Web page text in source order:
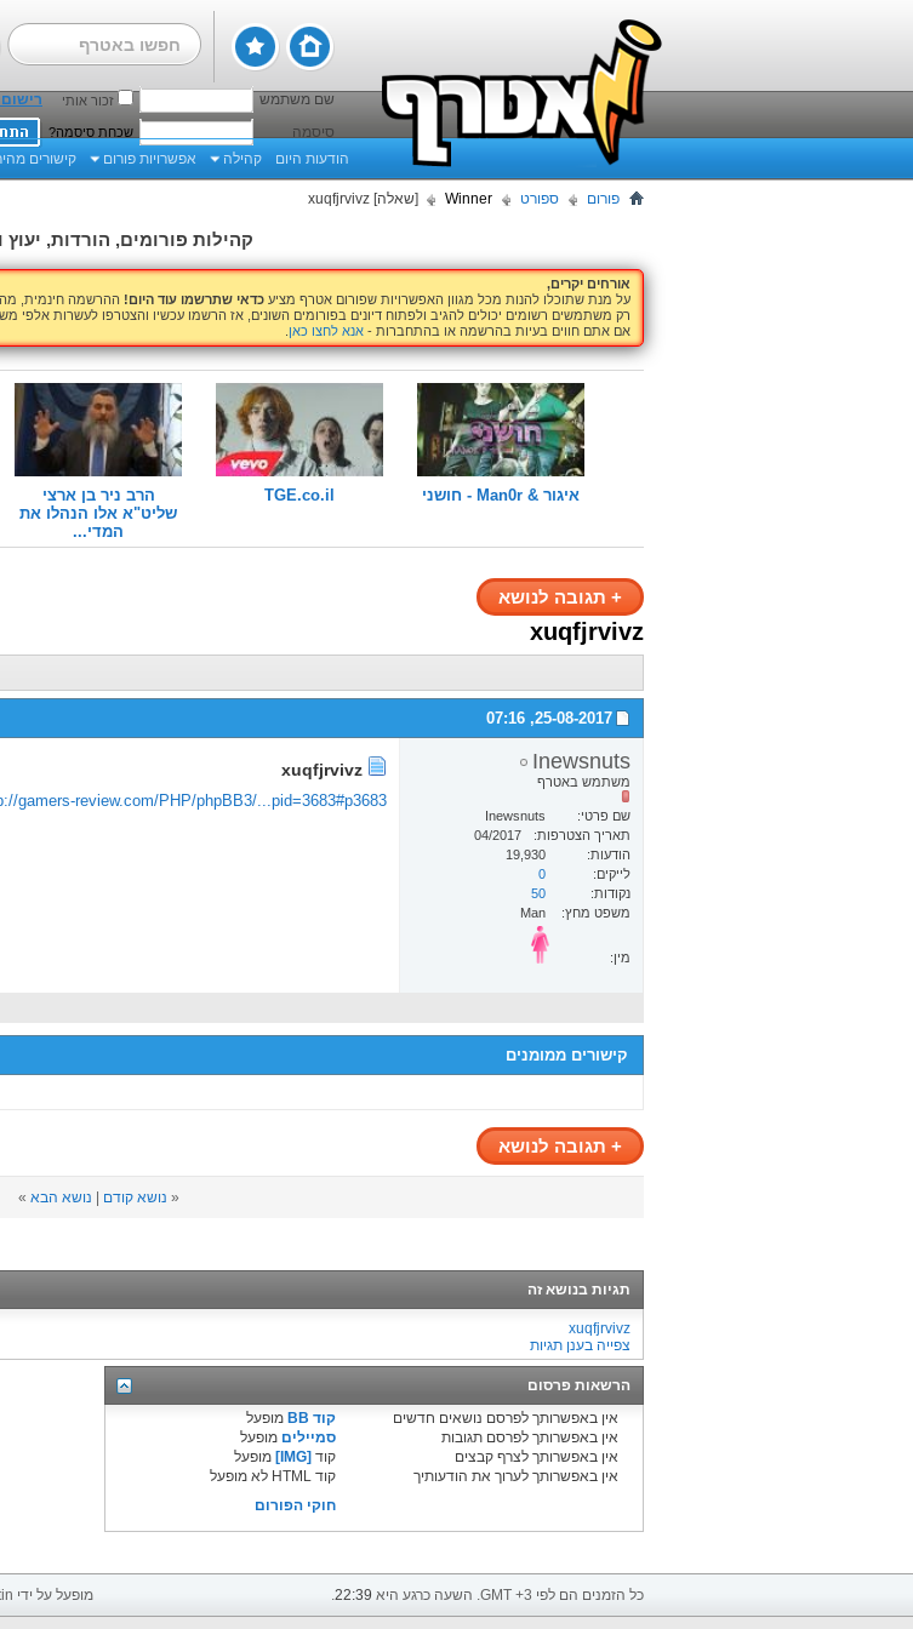
שם משתמש זכור אותי
סיסמה
שכחת סיסמה?
הודעות היום קהילה אפשרויות פורום קישורים
פורום ספורט Winner [שאלה] xuqfjrvivz
קהילות פורומים, הורדות, יעוץ
אורחים יקרים,
על מנת שתוכלו להנות מכל מגוון האפשרויות שפורום אטרף מציע כדאי שתרשמו עוד היום! ההרשמה חינמית,
רק משתמשים רשומים יכולים להגיב ולפתוח דיונים בפורומים השונים, אז הרשמו עכשיו והצטרפו לעשרות אלפי
אם אתם חווים בעיות בהרשמה או בהתחברות - אנא לחצו כאן
איגור & Man0r - חושני TGE.co.il
הרב ניר בן ארצי
שליט"א אלו הנהלו את
המדי...
+ תגובה לנושא
xuqfjrvivz
25-08-2017,
07:16
Inewsnuts
משתמש באטרף
שם פרטי
Inewsnuts
תאריך הצטרפות
04/2017
הודעות
19,930
לייקים
0
נקודות
50
משפט מחץ
Man
מין:
gamers-review.com/PHP/phpBB3/...pid=3683#p3683
קישורים ממומנים
+ תגובה לנושא
« נושא קודם נושא הבא »
תגיות בנושא זה
xuqfjrvivz
צפייה בענן תגיות
הרשאות פרסום
אין באפשרותך לפרסם נושאים חדשים
אין באפשרותך לפרסם תגובות
אין באפשרותך לצרף קבצים
אין באפשרותך לערוך את הודעותיך
קוד BB
מופעל
סמיילים מופעל
קוד [IMG]
מופעל
קוד HTML לא מופעל
חוקי הפורום
כל הזמנים הם לפי GMT +3. השעה כרגע היא 22:39
. מופעל על ידי vBulletin™ © גרסה 4.1, 2011 vBulletin Solutions, Inc. כל הזכויות שמורות.